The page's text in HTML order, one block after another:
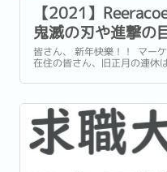
【2021】
鬼滅の刃や進撃の
何て言う？
皆さん、 新年快樂！！ マー
在住の皆さん、旧正月の連休
張りましょう！！ 少しでも皆